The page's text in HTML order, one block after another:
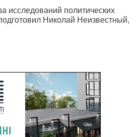
исследований политических
Николай Неизвестный,